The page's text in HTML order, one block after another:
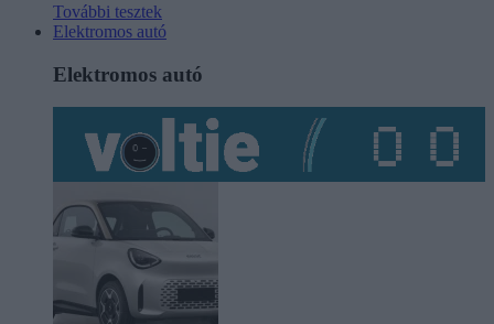
További tesztek
Elektromos autó
Elektromos autó